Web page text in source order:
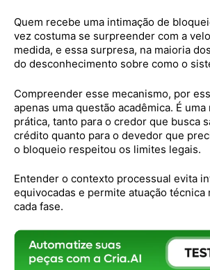
Quem recebe uma intimação de
vez costuma se surpreender com a
medida, e essa surpresa, na maioria
do desconhecimento sobre como o
Compreender esse mecanismo, por
apenas uma questão acadêmica. É
prática, tanto para o credor que busca
crédito quanto para o devedor que
o bloqueio respeitou os limites legais.
Entender o contexto processual evita
equivocadas e permite atuação técnica
cada fase.